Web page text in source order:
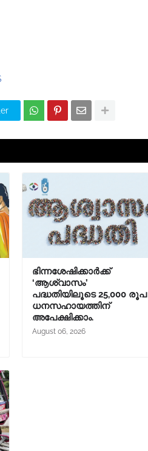
ഭിന്നശേഷിക്കാർക്ക്
‘ആശ്വാസം’
പദ്ധതിയിലൂടെ 25,000 രൂപ
ധനസഹായത്തിന്
അപേക്ഷിക്കാം.
August 06, 2026